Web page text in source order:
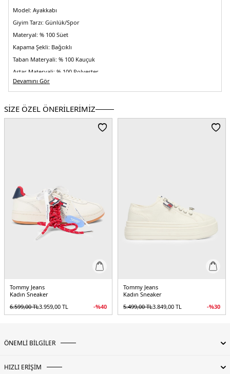
Model: Ayakkabı
Giyim Tarzı: Günlük/Spor
Materyal: % 100 Süet
Kapama Şekli: Bağcıklı
Taban Materyali: % 100 Kauçuk
Astar Materyali: % 100 Polyester
Menşei:Çin
2DEEN0EN02677P06.246
Devamını Gör
SİZE ÖZEL ÖNERİLERİMİZ
Tommy Jeans
Kadın Sneaker
6.599,00TL3.959,00 TL -%40
Tommy Jeans
Kadın Sneaker
5.499,00TL3.849,00 TL -%30
ÖNEMLİ BİLGİLER
HIZLI ERİŞİM